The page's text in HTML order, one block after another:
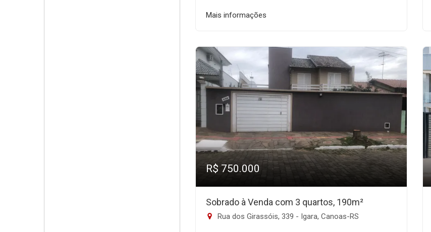
Mais informações
R$ 750.000
Sobrado à Venda com 3 quartos, 190m²
Rua dos Girassóis, 339 - Igara, Canoas-RS